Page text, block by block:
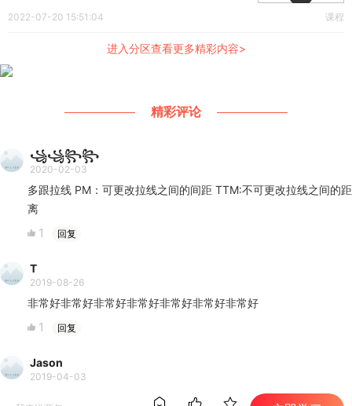
2022-07-20 15:51:04 课程
进入分区查看更多精彩内容>
精彩评论
꧁꧁꧂꧂
2020-02-03
多跟拉线 PM：可更改拉线之间的间距 TTM:不可更改拉线之间的距
离
1 回复
T
2019-08-26
非常好非常好非常好非常好非常好非常好非常好
1 回复
Jason
2019-04-03
